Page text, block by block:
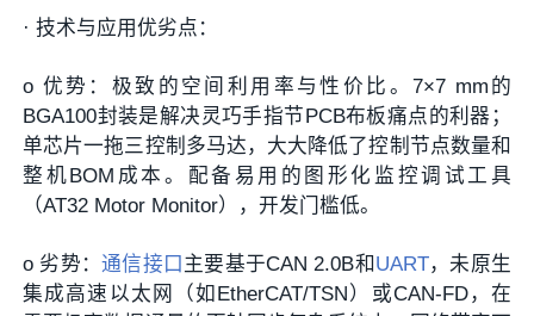
·技术与应用优劣点：
o 优势 ： 极致的空间利用率与性价比 。7×7 mm的
BGA100封装是解决灵巧手指节PCB布板痛点的利器；
单芯片一拖三控制多马达，大大降低了控制节点数量和
整机BOM成本。配备易用的图形化监控调试工具
（AT32 Motor Monitor），开发门槛低。
o 劣势 ：通信接口 主要基于CAN 2.0B和 UART，未原生
集成高速以太网（如EtherCAT/TSN）或CAN-FD，在